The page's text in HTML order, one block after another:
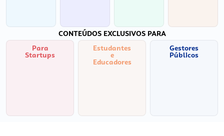
CONTEÚDOS EXCLUSIVOS PARA
Para
Startups
Estudantes
e
Educadores
Gestores
Públicos